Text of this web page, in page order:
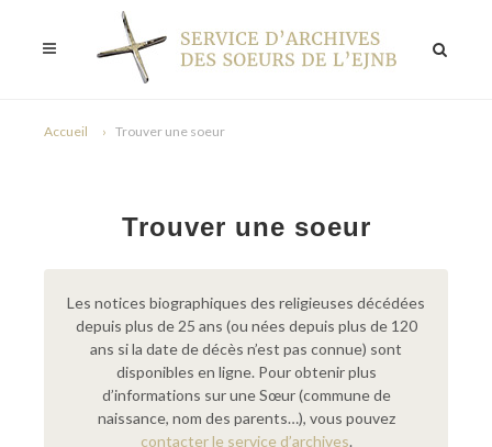
Accueil Trouver une soeur
Trouver une soeur
Les notices biographiques des religieuses décédées
depuis plus de 25 ans (ou nées depuis plus de 120
ans si la date de décès n’est pas connue) sont
disponibles en ligne. Pour obtenir plus
d’informations sur une Sœur (commune de
naissance, nom des parents…), vous pouvez
contacter le service d’archives.